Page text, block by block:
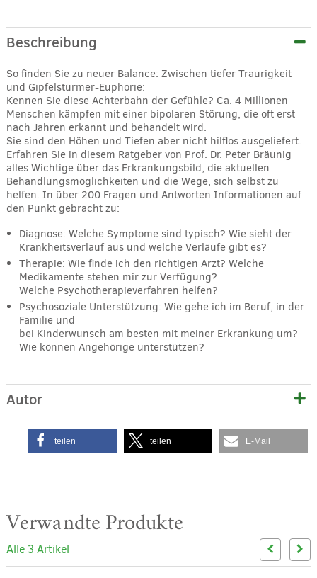
Beschreibung
So finden Sie zu neuer Balance: Zwischen tiefer Traurigkeit
und Gipfelstürmer-Euphorie:
Kennen Sie diese Achterbahn der Gefühle? Ca. 4 Millionen
Menschen kämpfen mit einer bipolaren Störung, die oft erst
nach Jahren erkannt und behandelt wird.
Sie sind den Höhen und Tiefen aber nicht hilflos ausgeliefert.
Erfahren Sie in diesem Ratgeber von Prof. Dr. Peter Bräunig
alles Wichtige über das Erkrankungsbild, die aktuellen
Behandlungsmöglichkeiten und die Wege, sich selbst zu
helfen. In über 200 Fragen und Antworten Informationen auf
den Punkt gebracht zu:
Diagnose: Welche Symptome sind typisch? Wie sieht der
Krankheitsverlauf aus und welche Verläufe gibt es?
Therapie: Wie finde ich den richtigen Arzt? Welche
Medikamente stehen mir zur Verfügung?
Welche Psychotherapieverfahren helfen?
Psychosoziale Unterstützung: Wie gehe ich im Beruf, in der
Familie und
bei Kinderwunsch am besten mit meiner Erkrankung um?
Wie können Angehörige unterstützen?
Autor
teilen teilen E-Mail
Verwandte Produkte
Alle 3 Artikel